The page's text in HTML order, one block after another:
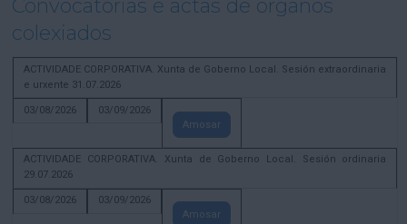
Convocatorias e actas de órganos
colexiados
ACTIVIDADE CORPORATIVA. Xunta de Goberno Local. Sesión extraordinaria
e urxente 31.07.2026
03/08/2026
03/09/2026
Amosar
ACTIVIDADE CORPORATIVA. Xunta de Goberno Local. Sesión ordinaria
29.07.2026
03/08/2026
03/09/2026
Amosar